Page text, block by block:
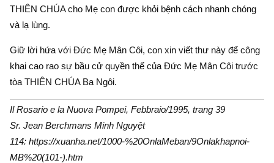
THIÊN CHÚA cho Mẹ con được khỏi bệnh cách nhanh chóng
và lạ lùng.
Giữ lời hứa với Đức Mẹ Mân Côi, con xin viết thư này để công
khai cao rao sự bầu cử quyền thế của Đức Mẹ Mân Côi trước
tòa THIÊN CHÚA Ba Ngôi.
Il Rosario e la Nuova Pompei, Febbraio/1995, trang 39
Sr. Jean Berchmans Minh Nguyệt
114: https://xuanha.net/1000-%20OnlaMeban/9Onlakhapnoi-
MB%20(101-).htm